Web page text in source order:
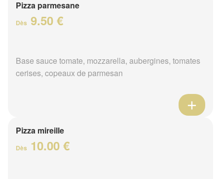
Pizza parmesane
Dès 9.50 €
Base sauce tomate, mozzarella, aubergines, tomates
cerises, copeaux de parmesan
Pizza mireille
Dès 10.00 €